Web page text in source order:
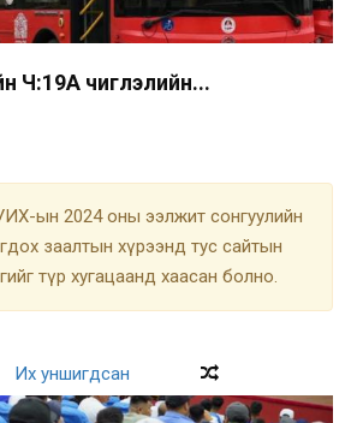
Ч:19А чиглэлийн...
ын 2024 оны ээлжит сонгуулийн
заалтын хүрээнд тус сайтын
түр хугацаанд хаасан болно.
Их уншигдсан